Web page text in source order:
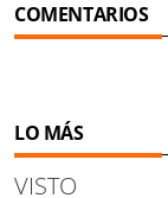
COMENTARIOS
LO MÁS
VISTO